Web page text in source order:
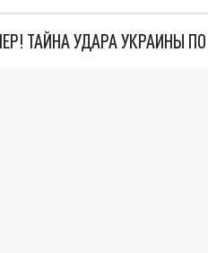
ТАЙНА УДАРА УКРАИНЫ